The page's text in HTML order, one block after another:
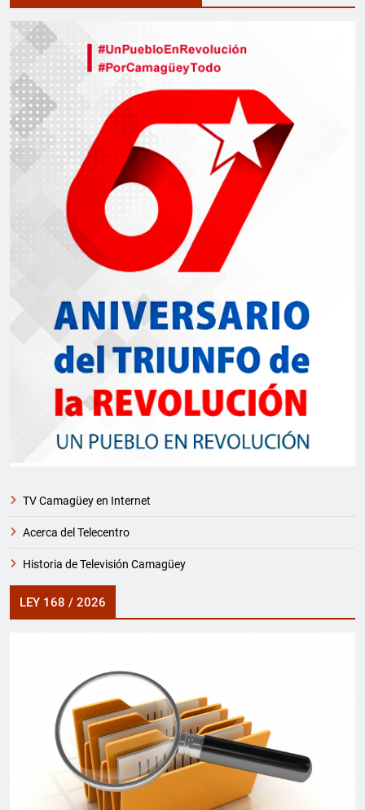
TV Camagüey en Internet
Acerca del Telecentro
Historia de Televisión Camagüey
LEY 168 / 2026